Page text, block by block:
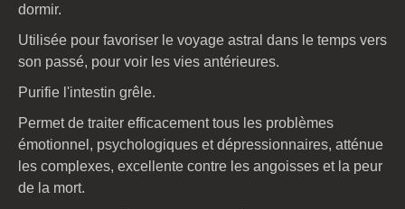
dormir.
Utilisée pour favoriser le voyage astral dans le temps vers
son passé, pour voir les vies antérieures.
Purifie l'intestin grêle.
Permet de traiter efficacement tous les problèmes
émotionnel, psychologiques et dépressionnaires, atténue
les complexes, excellente contre les angoisses et la peur
de la mort.